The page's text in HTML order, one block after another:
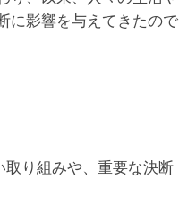
に影響を与えてきたので
取り組みや、重要な決断